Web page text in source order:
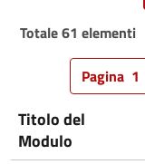
Totale 61 elementi
Pagina 1
Titolo del
Modulo